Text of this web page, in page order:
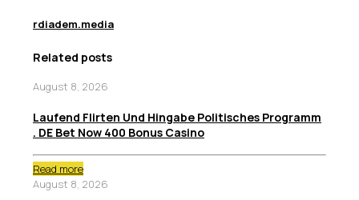
rdiadem.media
Related posts
August 8, 2026
Laufend Flirten Und Hingabe Politisches Programm
. DE Bet Now 400 Bonus Casino
Read more
August 8, 2026